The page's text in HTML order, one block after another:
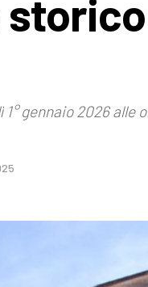
1° gennaio 2026